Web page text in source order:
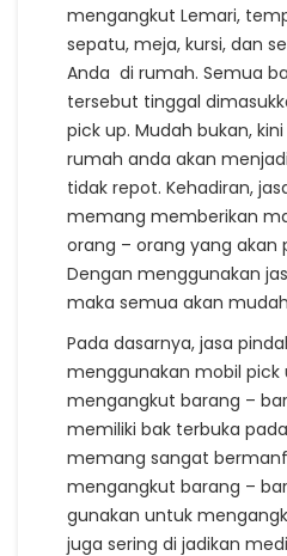
mengangkut Lemari,
sepatu, meja, kursi, dan
Anda di rumah. Semua
tersebut tinggal
pick up. Mudah bukan,
rumah anda akan
tidak repot. Kehadiran,
memang memberikan
orang – orang yang akan
Dengan menggunakan
maka semua akan
Pada dasarnya, jasa
menggunakan mobil
mengangkut barang –
memiliki bak terbuka
memang sangat
mengangkut barang –
gunakan untuk
juga sering di jadikan